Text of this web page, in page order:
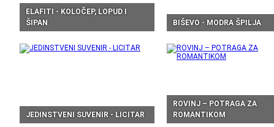
ELAFITI - KOLOČEP, LOPUD I
ŠIPAN
BIŠEVO - MODRA ŠPILJA
JEDINSTVENI SUVENIR - LICITAR
ROVINJ – POTRAGA ZA
ROMANTIKOM